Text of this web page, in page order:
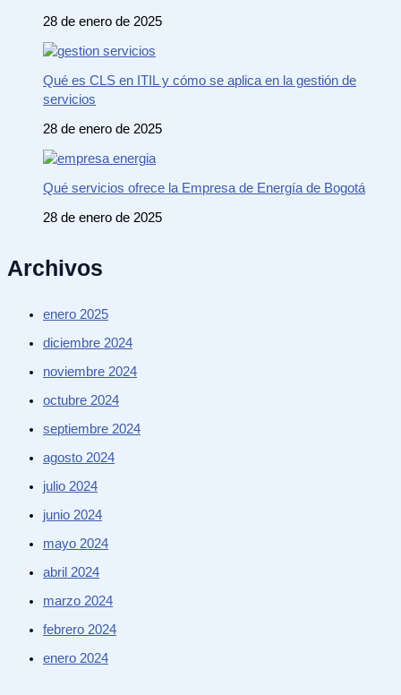
28 de enero de 2025
Qué es CLS en ITIL y cómo se aplica en la gestión de
servicios
28 de enero de 2025
Qué servicios ofrece la Empresa de Energía de Bogotá
28 de enero de 2025
Archivos
enero 2025
diciembre 2024
noviembre 2024
octubre 2024
septiembre 2024
agosto 2024
julio 2024
junio 2024
mayo 2024
abril 2024
marzo 2024
febrero 2024
enero 2024